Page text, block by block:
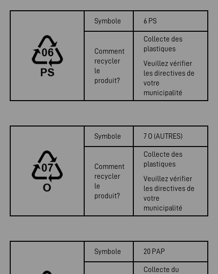
Symbole 6 PS
Comment
recycler
le
produit?
Collecte des
plastiques
Veuillez vérifier
les directives de
votre
municipalité
Symbole 7 O (AUTRES)
Comment
recycler
le
produit?
Collecte des
plastiques
Veuillez vérifier
les directives de
votre
municipalité
Symbole 20 PAP
Collecte du